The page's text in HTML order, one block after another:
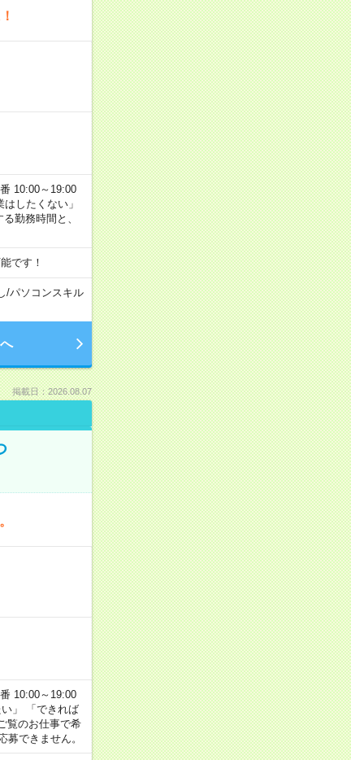
10:00～19:00
したくない」
勤務時間と、
です！
/パソコンスキル
掲載日：2026.08.07
10:00～19:00
」 「できれば
覧のお仕事で希
できません。